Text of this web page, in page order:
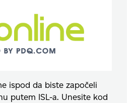
ispod da biste započeli
putem ISL-a. Unesite kod